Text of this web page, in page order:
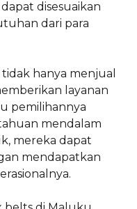
disesuaikan
dari para
hanya menjual
layanan
pemilihannya
mendalam
mereka dapat
mendapatkan